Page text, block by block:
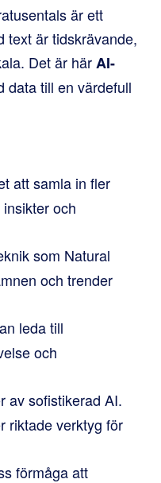
är ett
text är tidskrävande,
Det är härAI-
data till en värdefull
att samla in fler
och
som Natural
och trender
leda till
och
av sofistikerad AI.
riktade verktyg för
förmåga att